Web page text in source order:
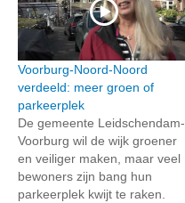
Voorburg-Noord-Noord
verdeeld: meer groen of
parkeerplek
De gemeente Leidschendam-
Voorburg wil de wijk groener
en veiliger maken, maar veel
bewoners zijn bang hun
parkeerplek kwijt te raken.